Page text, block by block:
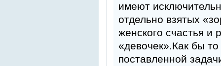
имеют
отдельно взятых
женского счастья и
«девочек».Как бы
поставленной